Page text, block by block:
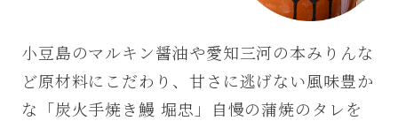
小豆島のマルキン醤油や愛知三河の本みりんな
ど原材料にこだわり、甘さに逃げない風味豊か
な「炭火手焼き鰻 堀忠」自慢の蒲焼のタレを